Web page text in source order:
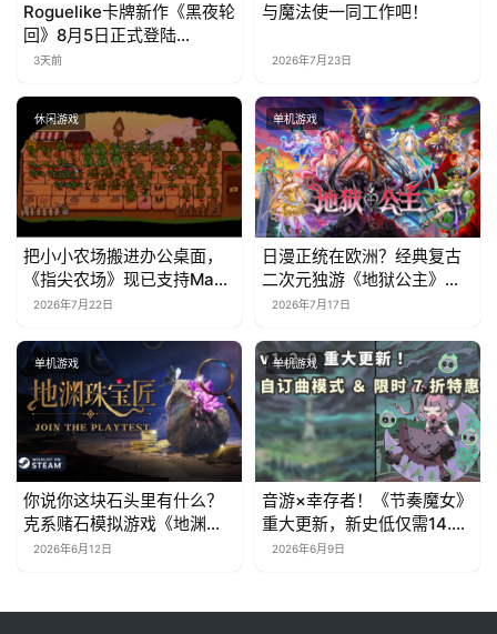
Roguelike卡牌新作《黑夜轮
回》8月5日正式登陆
Steam，首发9折优惠开启
3天前
与魔法使一同工作吧！
2026年7月23日
休闲游戏
把小小农场搬进办公桌面，
《指尖农场》现已支持Mac
系统！
2026年7月22日
单机游戏
日漫正统在欧洲？经典复古
二次元独游《地狱公主》现
已EA上线
2026年7月17日
单机游戏
你说你这块石头里有什么？
克系赌石模拟游戏《地渊珠
宝匠》6月12日开启Steam
2026年6月12日
单机游戏
音游×幸存者！《节奏魔女》
重大更新，新史低仅需14.7
元2026年6月9日